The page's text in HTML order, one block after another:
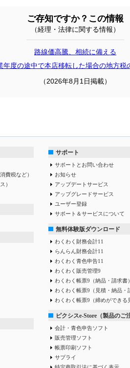
ご存知ですか？この情報
（経理・法律に関する情報）
路線価高騰、相続に備える
年度の途中で本店移転した場合の地方税
（2026年8月1日掲載）
費税など）
）
サポート
サポートとお問い合わせ
お知らせ
アップデートサービス
アップグレードサービス
ユーザー登録
サポート＆サービスについて
無料体験版ダウンロード
わくわく財務会計11
らんらん財務会計11
わくわく青色申告11
わくわく販売管理9
わくわく帳票9（納品・請求書）
わくわく帳票9（見積・納品・
わくわく帳票9（締めができる
ピクシスe-Store（製品のご
会計・青色申告ソフト
販売管理ソフト
帳票印刷ソフト
サプライ